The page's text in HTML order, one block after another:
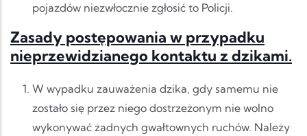
pojazdów niezwłocznie zgłosić to Policji.
Zasady postępowania w przypadku
nieprzewidzianego kontaktu z dzikami.
W wypadku zauważenia dzika, gdy samemu nie
zostało się przez niego dostrzeżonym nie wolno
wykonywać żadnych gwałtownych ruchów. Należy